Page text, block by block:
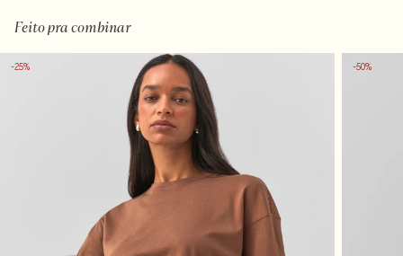
Feito pra combinar
-25% -50%